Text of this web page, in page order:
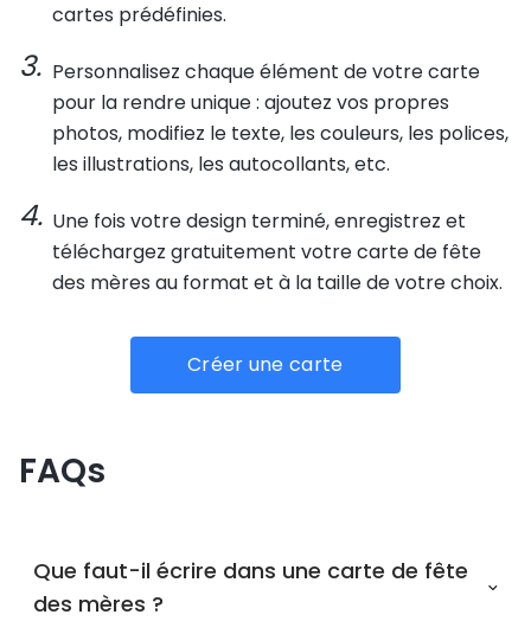
cartes prédéfinies.
Personnalisez chaque élément de votre carte
pour la rendre unique : ajoutez vos propres
photos, modifiez le texte, les couleurs, les polices,
les illustrations, les autocollants, etc.
Une fois votre design terminé, enregistrez et
téléchargez gratuitement votre carte de fête
des mères au format et à la taille de votre choix.
Créer une carte
FAQs
Que faut-il écrire dans une carte de fête
des mères ?